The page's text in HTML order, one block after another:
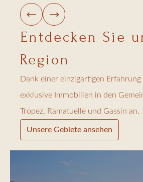
Entdecken Sie
Region
Dank einer einzigartigen
exklusive Immobilien in den
Tropez, Ramatuelle und Gassin an.
Unsere Gebiete ansehen